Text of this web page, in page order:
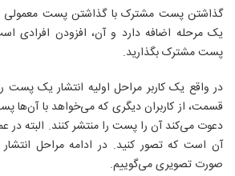
گذاشتن پست مشترک با گذاشتن پست معمولی
یک مرحله اضافه دارد و آن، افزودن افرادی
پست مشترک بگذارید.
در واقع یک کاربر مراحل اولیه انتشار یک
قسمت، از کاربران دیگری که می‌خواهد با آن‌ها
دعوت می‌کند آن را پست را منتشر کنند. البته در
آن است که تصور کنید. در ادامه مراحل
صورت تصویری می‌گوییم.